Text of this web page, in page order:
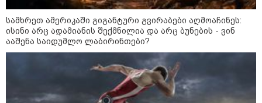
პროკურატურამ 2024 წელს
სამტრედიაში წინასაარჩევნო
კამპანიის დროს ძალადობის
ფაქტზე სამ პირს, მათ შორის ნიკა
მელიას თანმხლებ პირებს
ბრალდება წარუდგინა
სამხრეთ ამერიკაში გიგანტური გვირაბები აღმოაჩინეს:
ისინი არც ადამიანის შექმნილია და არც ბუნების - ვინ
ააშენა საიდუმლო ლაბირინთები?